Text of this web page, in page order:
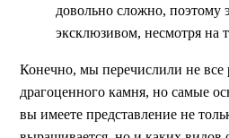
довольно сложно, поэтому
эксклюзивом, несмотря на
Конечно, мы перечислили не все
драгоценного камня, но самые
вы имеете представление не